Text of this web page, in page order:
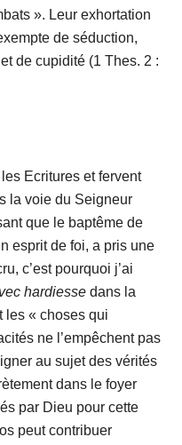
». Leur exhortation
de séduction,
de cupidité (1 Thes. 2 :
Ecritures et fervent
la voie du Seigneur
que le baptême de
esprit de foi, a pris une
c’est pourquoi j’ai
hardiesse dans la
les « choses qui
ne l’empêchent pas
au sujet des vérités
dans le foyer
par Dieu pour cette
peut contribuer